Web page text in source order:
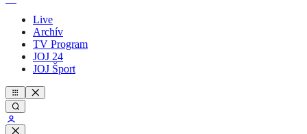
Live
Archív
TV Program
JOJ 24
JOJ Šport